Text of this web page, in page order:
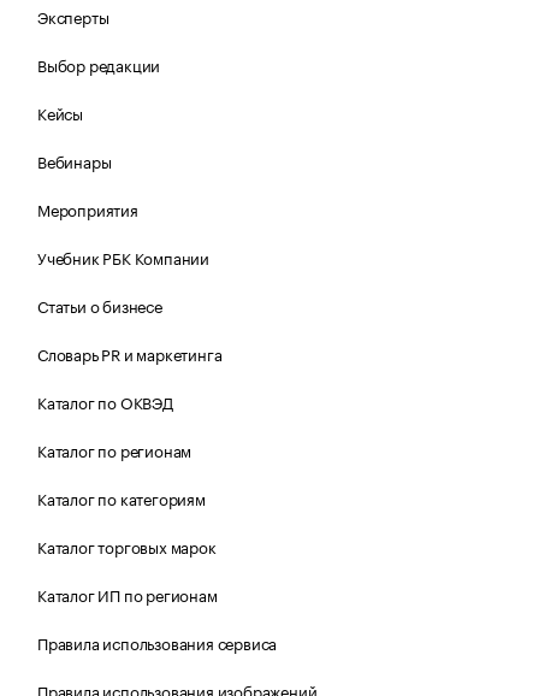
Эксперты
Выбор редакции
Кейсы
Вебинары
Мероприятия
Учебник РБК Компании
Статьи о бизнесе
Словарь PR и маркетинга
Каталог по ОКВЭД
Каталог по регионам
Каталог по категориям
Каталог торговых марок
Каталог ИП по регионам
Правила использования сервиса
Правила использования изображений